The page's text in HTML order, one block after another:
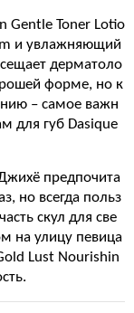
Gentle Toner Lotio
и увлажняющий
дерматоло
форме, но к
– самое важн
для губ Dasique
предпочита
но всегда польз
скул для све
на улицу певица
Lust Nourishin